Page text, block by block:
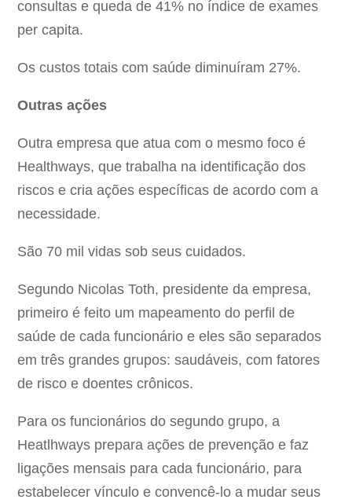
consultas e queda de 41% no índice de exames
per capita.
Os custos totais com saúde diminuíram 27%.
Outras ações
Outra empresa que atua com o mesmo foco é
Healthways, que trabalha na identificação dos
riscos e cria ações específicas de acordo com a
necessidade.
São 70 mil vidas sob seus cuidados.
Segundo Nicolas Toth, presidente da empresa,
primeiro é feito um mapeamento do perfil de
saúde de cada funcionário e eles são separados
em três grandes grupos: saudáveis, com fatores
de risco e doentes crônicos.
Para os funcionários do segundo grupo, a
Heatlhways prepara ações de prevenção e faz
ligações mensais para cada funcionário, para
estabelecer vínculo e convencê-lo a mudar seus